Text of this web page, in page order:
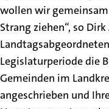
wollen wir
Strang ziehen“, so
Legislaturperiode die
Gemeinden im
angeschrieben und